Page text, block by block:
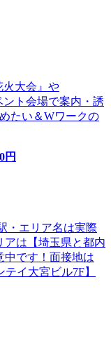
火大会』や
ント会場で案内・誘
たい＆Wワークの
円
・エリア名は実際
アは【埼玉県と都内
中です！面接地は
イ大宮ビル7F】